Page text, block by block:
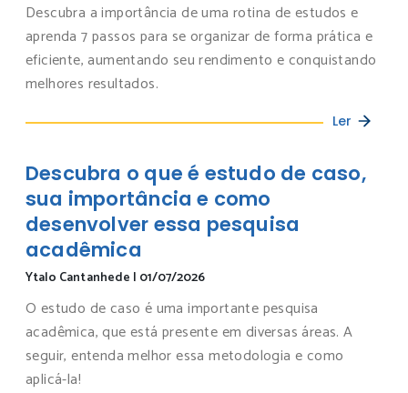
Descubra a importância de uma rotina de estudos e
aprenda 7 passos para se organizar de forma prática e
eficiente, aumentando seu rendimento e conquistando
melhores resultados.
Ler
Descubra o que é estudo de caso,
sua importância e como
desenvolver essa pesquisa
acadêmica
Ytalo Cantanhede | 01/07/2026
O estudo de caso é uma importante pesquisa
acadêmica, que está presente em diversas áreas. A
seguir, entenda melhor essa metodologia e como
aplicá-la!